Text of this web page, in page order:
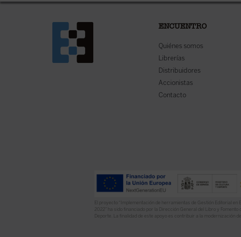
ENCUENTRO
Quiénes somos
Librerías
Distribuidores
Accionistas
Contacto
El proyecto “Implementación de herramientas de Gestión Editorial en
2022” ha sido financiado por la Dirección General del Libro y Fomento
Deporte. La finalidad de este apoyo es contribuir a la modernización